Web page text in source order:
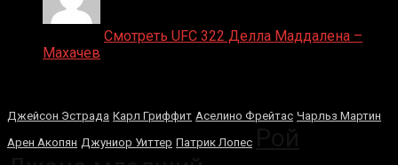
Смотреть UFC 322 Делла Маддалена –
Махачев
Джейсон Эстрада Карл Гриффит Аселино Фрейтас Чарльз Мартин
Арен Акопян Джуниор Уиттер Патрик Лопес